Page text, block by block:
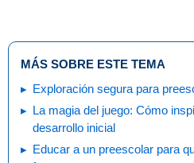
MÁS SOBRE ESTE TEMA
Exploración segura para
La magia del juego: Cómo
desarrollo inicial
Educar a un preescolar para